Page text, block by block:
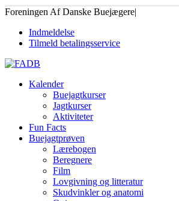
Foreningen Af Danske Buejægere|
Indmeldelse
Tilmeld betalingsservice
Kalender
Buejagtkurser
Jagtkurser
Aktiviteter
Fun Facts
Buejagtprøven
Lærebogen
Beregnere
Film
Lovgivning og litteratur
Skudvinkler og anatomi